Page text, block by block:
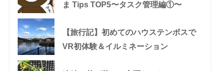
ま Tips TOP5〜タスク管理編①〜
【旅行記】初めてのハウステンボスで
VR初体験＆イルミネーション